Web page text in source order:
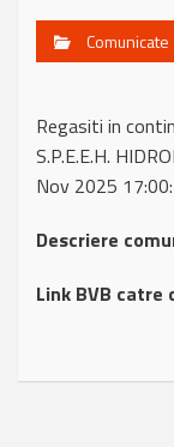
Comunicate
Regasiti in
S.P.E.E.H.
Nov 2025
Descriere
Link BVB catre